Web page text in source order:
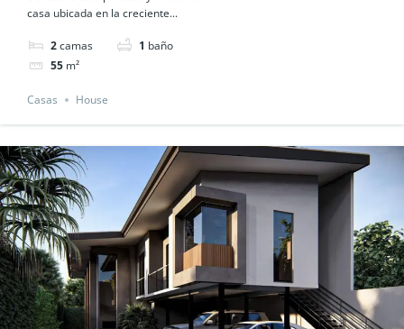
casa ubicada en la creciente...
2camas 1 baño
55 m²
Casas House